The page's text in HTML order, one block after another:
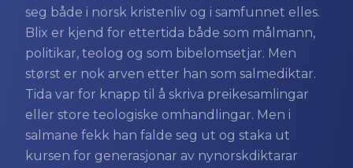
seg både i norsk kristenliv og i samfunnet elles.
Blix er kjend for ettertida både som målmann,
politikar, teolog og som bibelomsetjar. Men
størst er nok arven etter han som salmediktar.
Tida var for knapp til å skriva preikesamlingar
eller store teologiske omhandlingar. Men i
salmane fekk han falde seg ut og staka ut
kursen for generasjonar av nynorskdiktarar